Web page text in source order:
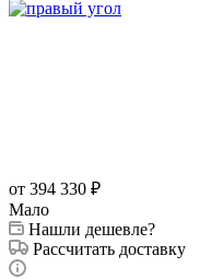
от 394 330 ₽
Мало
Нашли дешевле?
Рассчитать доставку